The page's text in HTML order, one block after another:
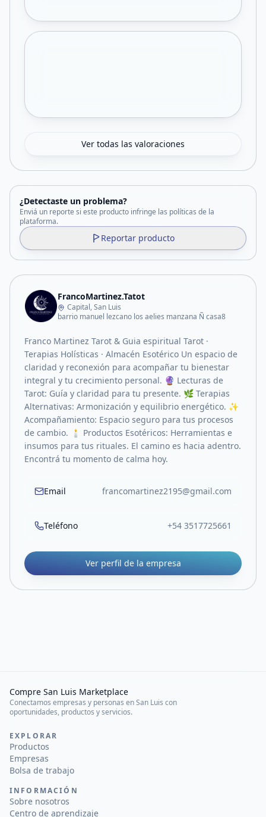
Ver todas las valoraciones
¿Detectaste un problema?
Enviá un reporte si este producto infringe las políticas de la
plataforma.
Reportar producto
FrancoMartinez.Tatot
Capital, San Luis
barrio manuel lezcano los aelies manzana Ñ casa8
Franco Martinez Tarot & Guia espiritual Tarot ·
Terapias Holísticas · Almacén Esotérico Un espacio de
claridad y reconexión para acompañar tu bienestar
integral y tu crecimiento personal. 🔮 Lecturas de
Tarot: Guía y claridad para tu presente. 🌿 Terapias
Alternativas: Armonización y equilibrio energético. ✨
Acompañamiento: Espacio seguro para tus procesos
de cambio. 🕯️ Productos Esotéricos: Herramientas e
insumos para tus rituales. El camino es hacia adentro.
Encontrá tu momento de calma hoy.
Email francomartinez2195@gmail.com
Teléfono +54 3517725661
Ver perfil de la empresa
Compre San Luis Marketplace
Conectamos empresas y personas en San Luis con
oportunidades, productos y servicios.
EXPLORAR
Productos
Empresas
Bolsa de trabajo
INFORMACIÓN
Sobre nosotros
Centro de aprendizaje